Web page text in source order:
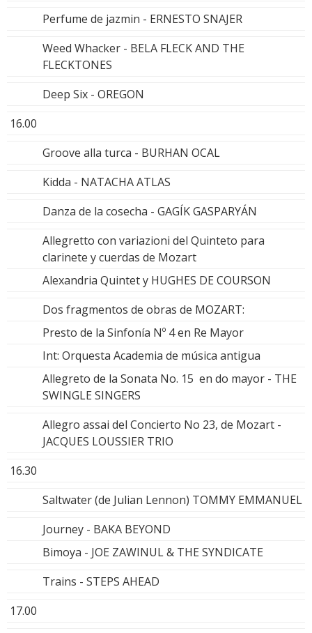
Perfume de jazmin - ERNESTO SNAJER
Weed Whacker - BELA FLECK AND THE
FLECKTONES
Deep Six - OREGON
16.00
Groove alla turca - BURHAN OCAL
Kidda - NATACHA ATLAS
Danza de la cosecha - GAGÍK GASPARYÁN
Allegretto con variazioni del Quinteto para
clarinete y cuerdas de Mozart
Alexandria Quintet y HUGHES DE COURSON
Dos fragmentos de obras de MOZART:
Presto de la Sinfonía Nº 4 en Re Mayor
Int: Orquesta Academia de música antigua
Allegreto de la Sonata No. 15 en do mayor - THE
SWINGLE SINGERS
Allegro assai del Concierto No 23, de Mozart -
JACQUES LOUSSIER TRIO
16.30
Saltwater (de Julian Lennon) TOMMY EMMANUEL
Journey - BAKA BEYOND
Bimoya - JOE ZAWINUL & THE SYNDICATE
Trains - STEPS AHEAD
17.00